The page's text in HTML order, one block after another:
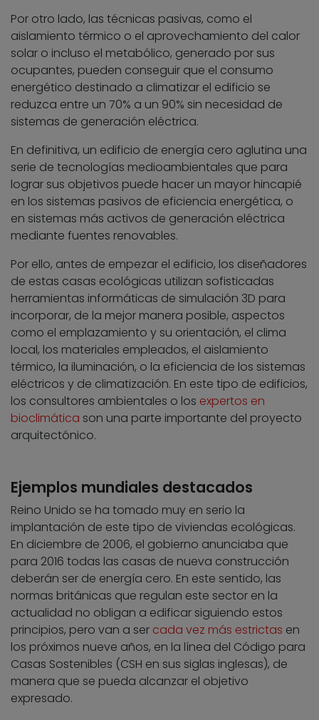
Por otro lado, las técnicas pasivas, como el
aislamiento térmico o el aprovechamiento del calor
solar o incluso el metabólico, generado por sus
ocupantes, pueden conseguir que el consumo
energético destinado a climatizar el edificio se
reduzca entre un 70% a un 90% sin necesidad de
sistemas de generación eléctrica.
En definitiva, un edificio de energía cero aglutina una
serie de tecnologías medioambientales que para
lograr sus objetivos puede hacer un mayor hincapié
en los sistemas pasivos de eficiencia energética, o
en sistemas más activos de generación eléctrica
mediante fuentes renovables.
Por ello, antes de empezar el edificio, los diseñadores
de estas casas ecológicas utilizan sofisticadas
herramientas informáticas de simulación 3D para
incorporar, de la mejor manera posible, aspectos
como el emplazamiento y su orientación, el clima
local, los materiales empleados, el aislamiento
térmico, la iluminación, o la eficiencia de los sistemas
eléctricos y de climatización. En este tipo de edificios,
los consultores ambientales o los expertos en
bioclimática son una parte importante del proyecto
arquitectónico.
Ejemplos mundiales destacados
Reino Unido se ha tomado muy en serio la
implantación de este tipo de viviendas ecológicas.
En diciembre de 2006, el gobierno anunciaba que
para 2016 todas las casas de nueva construcción
deberán ser de energía cero. En este sentido, las
normas británicas que regulan este sector en la
actualidad no obligan a edificar siguiendo estos
principios, pero van a ser cada vez más estrictas en
los próximos nueve años, en la línea del Código para
Casas Sostenibles (CSH en sus siglas inglesas), de
manera que se pueda alcanzar el objetivo
expresado.